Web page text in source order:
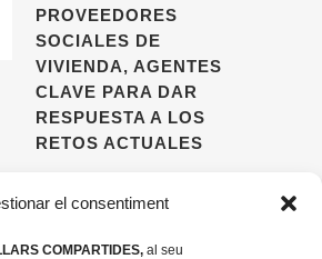
el consentiment
COMPARTIDES, al seu
PROVEEDORES
SOCIALES DE
VIVIENDA, AGENTES
CLAVE PARA DAR
RESPUESTA A LOS
RETOS ACTUALES